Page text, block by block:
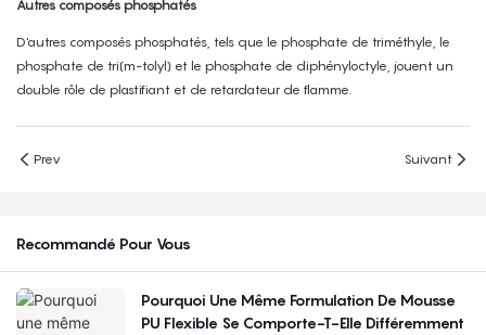
Autres composés phosphatés
D'autres composés phosphatés, tels que le phosphate de triméthyle, le
phosphate de tri(m-tolyl) et le phosphate de diphényloctyle, jouent un
double rôle de plastifiant et de retardateur de flamme.
Prev Suivant
Recommandé Pour Vous
Pourquoi Une Même Formulation De Mousse
PU Flexible Se Comporte-T-Elle Différemment